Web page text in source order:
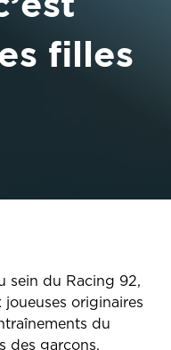
filles
sein du Racing 92,
joueuses originaires
du
des garçons.